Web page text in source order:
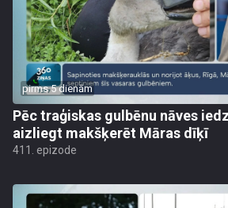
pirms 5 dienām
Pēc traģiskas gulbēnu nāves
aizliegt makšķerēt Māras dīķī
411. epizode